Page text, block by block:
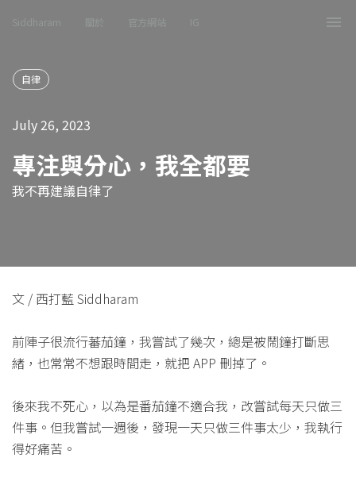
Siddharam 關於 官方網站 IG
自律
July 26, 2023
專注與分心，我全都要
我不再建議自律了
文 / 西打藍 Siddharam
前陣子很流行蕃茄鐘，我嘗試了幾次，總是被鬧鐘打斷思
緒，也常常不想跟時間走，就把 APP 刪掉了。
後來我不死心，以為是番茄鐘不適合我，改嘗試每天只做三
件事。但我嘗試一週後，發現一天只做三件事太少，我執行
得好痛苦。